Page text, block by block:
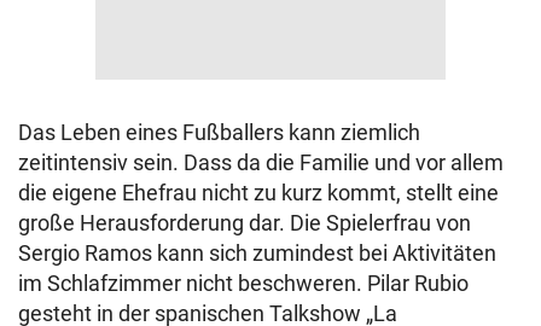
Das Leben eines Fußballers kann ziemlich
zeitintensiv sein. Dass da die Familie und vor allem
die eigene Ehefrau nicht zu kurz kommt, stellt eine
große Herausforderung dar. Die Spielerfrau von
Sergio Ramos kann sich zumindest bei Aktivitäten
im Schlafzimmer nicht beschweren. Pilar Rubio
gesteht in der spanischen Talkshow „La